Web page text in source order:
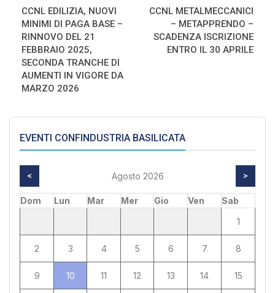
CCNL EDILIZIA, NUOVI
MINIMI DI PAGA BASE –
RINNOVO DEL 21
FEBBRAIO 2025,
SECONDA TRANCHE DI
AUMENTI IN VIGORE DA
MARZO 2026
CCNL METALMECCANICI
– METAPPRENDO –
SCADENZA ISCRIZIONE
ENTRO IL 30 APRILE
EVENTI CONFINDUSTRIA BASILICATA
< Agosto 2026 >
Dom Lun Mar Mer Gio Ven
Sab
1
2 3 4 5 6 7 8
9 10 11 12 13 14 15